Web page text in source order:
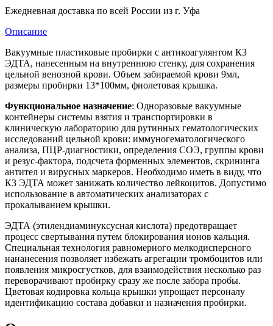
Ежедневная доставка по всей России из г. Уфа
Описание
Вакуумные пластиковые пробирки с антикоагулянтом К3
ЭДТА, нанесенным на внутреннюю стенку, для сохранения
цельной венозной крови. Объем забираемой крови 9мл,
размеры пробирки 13*100мм, фиолетовая крышка.
Функциональное назначение: Одноразовые вакуумные
контейнеры системы взятия и транспортировки в
клиническую лабораторию для рутинных гематологических
исследований цельной крови: иммуногематологического
анализа, ПЦР-диагностики, определения СОЭ, группы крови
и резус-фактора, подсчета форменных элементов, скрининга
антител и вирусных маркеров. Необходимо иметь в виду, что
К3 ЭДТА может занижать количество лейкоцитов. Допустимо
использование в автоматических анализаторах с
прокалыванием крышки.
ЭДТА (этилендиаминуксусная кислота) предотвращает
процесс свертывания путем блокирования ионов кальция.
Специальная технология равномерного мелкодисперсного
нананесения позволяет избежать агрегации тромбоцитов или
появления микросгустков, для взаимодействия несколько раз
переворачивают пробирку сразу же после забора пробы.
Цветовая кодировка кольца крышки упрощает персоналу
идентификацию состава добавки и назначения пробирки.